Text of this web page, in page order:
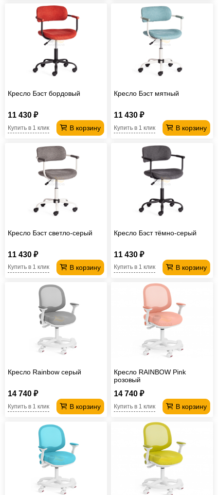
Кресло Бэст бордовый
11 430 ₽
В корзину
Купить в 1 клик
Кресло Бэст мятный
11 430 ₽
В корзину
Купить в 1 клик
Кресло Бэст светло-серый
11 430 ₽
В корзину
Купить в 1 клик
Кресло Бэст тёмно-серый
11 430 ₽
В корзину
Купить в 1 клик
Кресло Rainbow серый
14 740 ₽
В корзину
Купить в 1 клик
Кресло RAINBOW Рink
розовый
14 740 ₽
В корзину
Купить в 1 клик